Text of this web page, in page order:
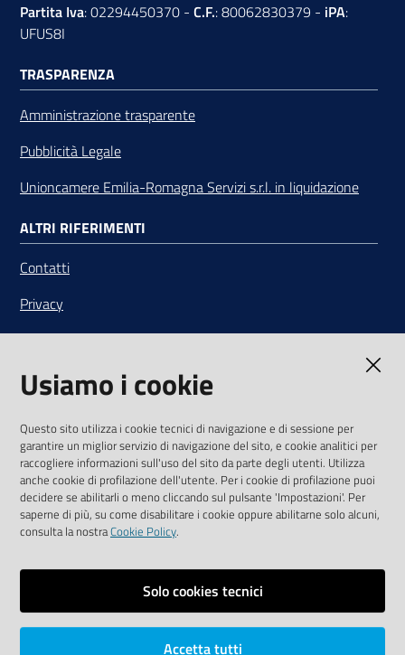
Partita Iva: 02294450370 - C.F.: 80062830379 - iPA:
UFUS8I
TRASPARENZA
Amministrazione trasparente
Pubblicità Legale
Unioncamere Emilia-Romagna Servizi s.r.l. in liquidazione
ALTRI RIFERIMENTI
Contatti
Privacy
Note legali
Media Policy
SEGUICI SU
YoutubeTwitterLinkedinFacebookInstagram
Vai alla pagina
Area riservata
Usiamo i cookie
Questo sito utilizza i cookie tecnici di navigazione e di sessione per
garantire un miglior servizio di navigazione del sito, e cookie analitici per
raccogliere informazioni sull'uso del sito da parte degli utenti. Utilizza
anche cookie di profilazione dell'utente. Per i cookie di profilazione puoi
decidere se abilitarli o meno cliccando sul pulsante 'Impostazioni'. Per
saperne di più, su come disabilitare i cookie oppure abilitarne solo alcuni,
consulta la nostraCookie Policy.
Solo cookies tecnici
Accetta tutti